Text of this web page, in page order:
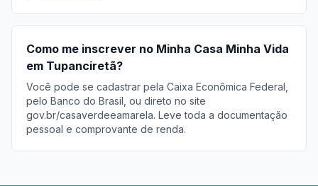
Como me inscrever no Minha Casa Minha Vida
em Tupanciretã?
Você pode se cadastrar pela Caixa Econômica Federal,
pelo Banco do Brasil, ou direto no site
gov.br/casaverdeeamarela. Leve toda a documentação
pessoal e comprovante de renda.